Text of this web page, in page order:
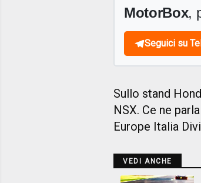
MotorBox,
Seguici su
Sullo stand
NSX. Ce ne
Europe Italia
VEDI ANCHE